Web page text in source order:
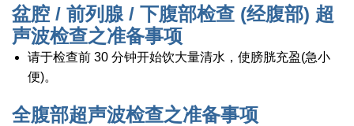
盆腔 / 前列腺 / 下腹部检查 (经腹部) 超
声波检查之准备事项
请于检查前 30 分钟开始饮大量清水，使膀胱充盈(急小
便)。
全腹部超声波检查之准备事项